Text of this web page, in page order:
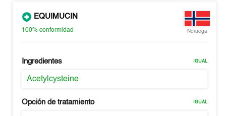
EQUIMUCIN
100%conformidad Noruega
Ingredientes IGUAL
Acetylcysteine
Opción de tratamiento IGUAL